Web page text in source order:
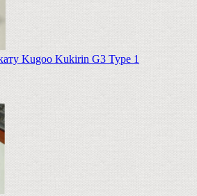
Kugoo Kukirin G3 Type 1